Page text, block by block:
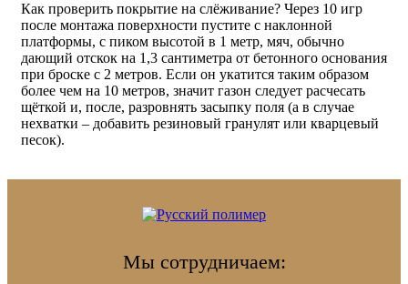
Как проверить покрытие на слёживание? Через 10 игр
после монтажа поверхности пустите с наклонной
платформы, с пиком высотой в 1 метр, мяч, обычно
дающий отскок на 1,3 сантиметра от бетонного основания
при броске с 2 метров. Если он укатится таким образом
более чем на 10 метров, значит газон следует расчесать
щёткой и, после, разровнять засыпку поля (а в случае
нехватки – добавить резиновый гранулят или кварцевый
песок).
Мы сотрудничаем: